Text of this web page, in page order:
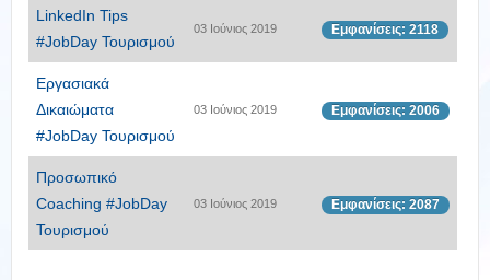
LinkedΙn Tips
#JobDay Τουρισμού
03 Ιούνιος 2019 Εμφανίσεις: 2118
Εργασιακά
Δικαιώματα
#JobDay Τουρισμού
03 Ιούνιος 2019 Εμφανίσεις: 2006
Προσωπικό
Coaching #JobDay
Τουρισμού
03 Ιούνιος 2019 Εμφανίσεις: 2087